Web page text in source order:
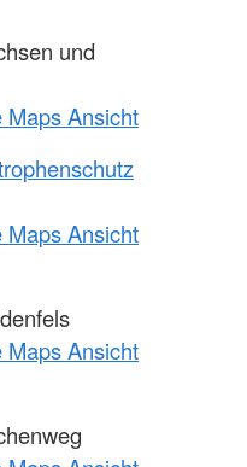
und
Maps Ansicht
Maps Ansicht
Maps Ansicht